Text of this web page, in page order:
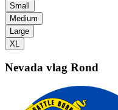
Small
Medium
Large
XL
Nevada vlag Rond